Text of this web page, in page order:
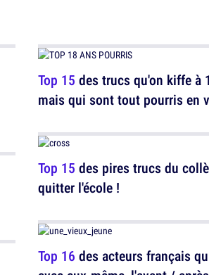
Top 15 des trucs qu'on kiffe à
mais qui sont tout pourris en
Top 15 des pires trucs du
quitter l'école !
Top 16 des acteurs français